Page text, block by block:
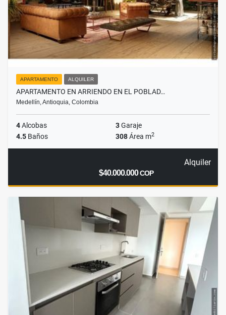
APARTAMENTO ALQUILER
APARTAMENTO EN ARRIENDO EN EL POBLAD…
Medellín, Antioquia, Colombia
4Alcobas 3Garaje
4.5 Baños 308Área m2
Alquiler
$40.000.000COP